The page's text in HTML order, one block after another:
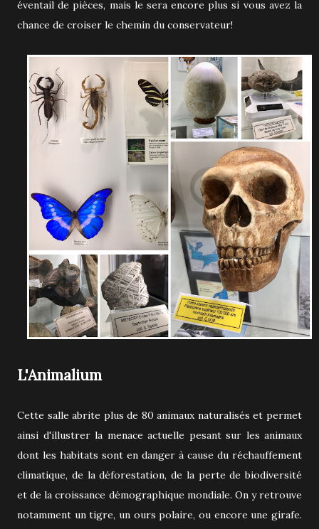
éventail de pièces, mais le sera encore plus si vous avez la
chance de croiser le chemin du conservateur!
L'Animalium
Cette salle abrite plus de 80 animaux naturalisés et permet
ainsi d'illustrer la menace actuelle pesant sur les animaux
dont les habitats sont en danger à cause du réchauffement
climatique, de la déforestation, de la perte de biodiversité
et de la croissance démographique mondiale. On y retrouve
notamment un tigre, un ours polaire, ou encore une girafe.